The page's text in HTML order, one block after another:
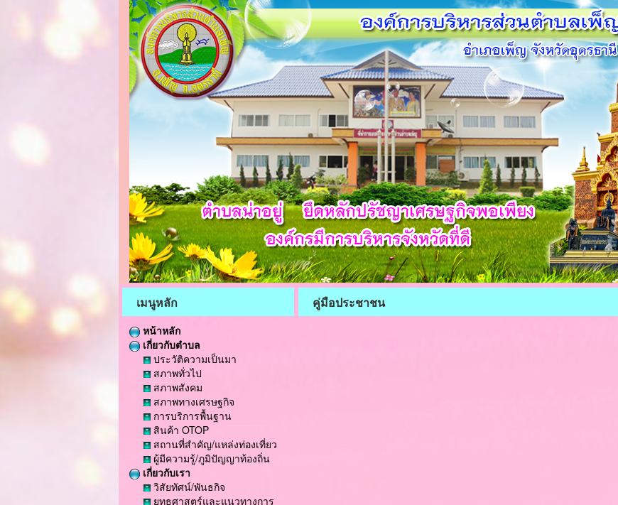
เมนูหลัก
หน้าหลัก
เกี่ยวกับตำบล
ประวัติความเป็นมา
สภาพทั่วไป
สภาพสังคม
สภาพทางเศรษฐกิจ
การบริการพื้นฐาน
สินค้า OTOP
สถานที่สำคัญ/แหล่งท่องเที่ยว
ผู้มีความรู้/ภูมิปัญญาท้องถิ่น
เกี่ยวกับเรา
วิสัยทัศน์/พันธกิจ
ยุทธศาสตร์และแนวทางการ
คู่มือประชาชน